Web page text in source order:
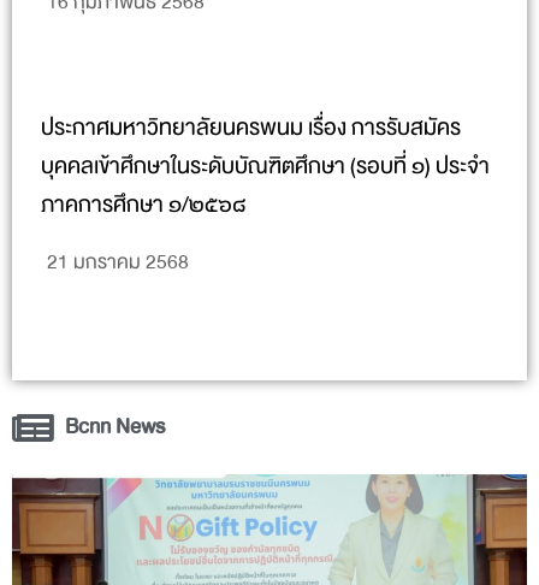
ประกาศมหาวิทยาลัยนครพนม เรื่อง การรับสมัคร
บุคคลเข้าศึกษาในระดับบัณฑิตศึกษา (รอบที่ ๑) ประจำ
ภาคการศึกษา ๑/๒๕๖๘
21 มกราคม 2568
Bcnn News